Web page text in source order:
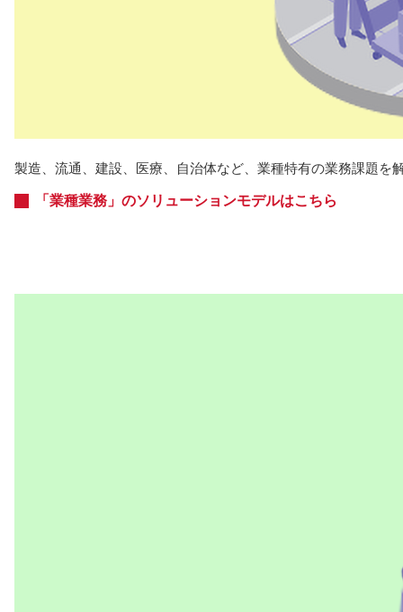
製造、流通、建設、医療、自治体など、業種特有の業務課題を
「業種業務」のソリューションモデルはこちら